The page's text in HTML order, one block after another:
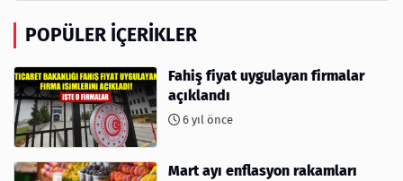
POPÜLER İÇERIKLER
Fahiş fiyat uygulayan firmalar
açıklandı
6 yıl önce
Mart ayı enflasyon rakamları